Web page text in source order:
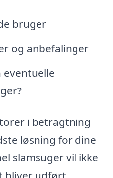
bruger
og anbefalinger
i betragtning
løsning for dine
slamsuger vil ikke
bliver udført